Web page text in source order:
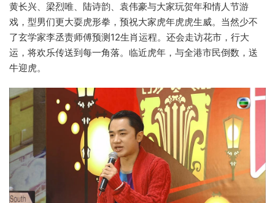
黄长兴、梁烈唯、陆诗韵、袁伟豪与大家玩贺年和情人节游
戏，型男们更大耍虎形拳，预祝大家虎年虎虎生威。当然少不
了玄学家李丞责师傅预测12生肖运程。还会走访花市，行大
运，将欢乐传送到每一角落。临近虎年，与全港市民倒数，送
牛迎虎。